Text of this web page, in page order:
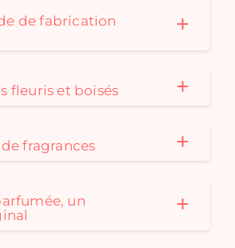
de fabrication
fleuris et boisés
fragrances
un